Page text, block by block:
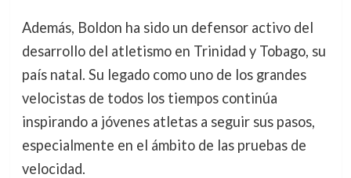
Además, Boldon ha sido un defensor activo del
desarrollo del atletismo en Trinidad y Tobago, su
país natal. Su legado como uno de los grandes
velocistas de todos los tiempos continúa
inspirando a jóvenes atletas a seguir sus pasos,
especialmente en el ámbito de las pruebas de
velocidad.